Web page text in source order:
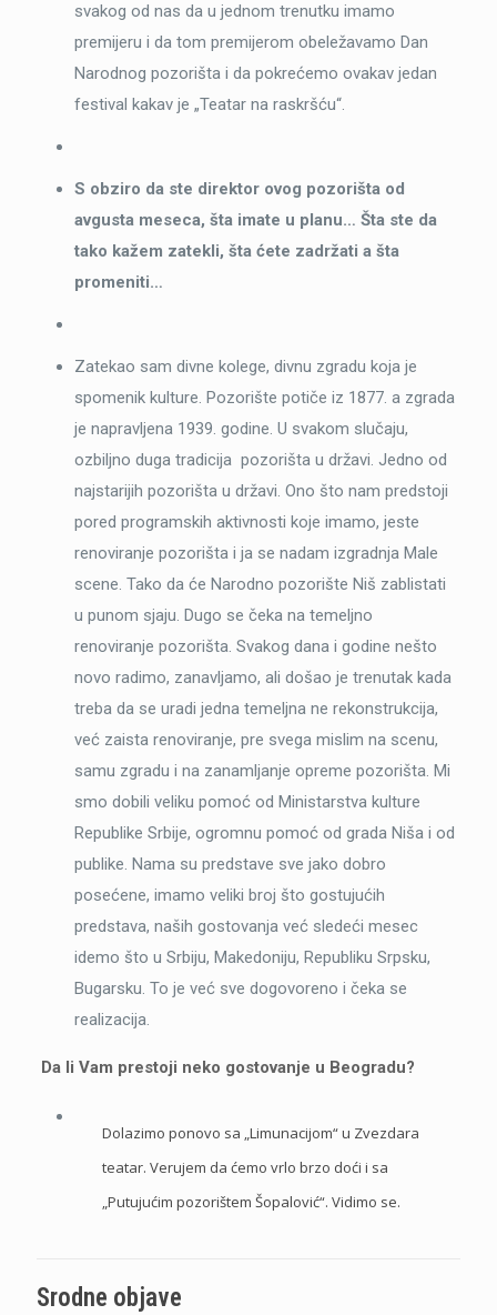
svakog od nas da u jednom trenutku imamo
premijeru i da tom premijerom obeležavamo Dan
Narodnog pozorišta i da pokrećemo ovakav jedan
festival kakav je „Teatar na raskršću“.
S obziro da ste direktor ovog pozorišta od
avgusta meseca, šta imate u planu… Šta ste da
tako kažem zatekli, šta ćete zadržati a šta
promeniti…
Zatekao sam divne kolege, divnu zgradu koja je
spomenik kulture. Pozorište potiče iz 1877. a zgrada
je napravljena 1939. godine. U svakom slučaju,
ozbiljno duga tradicija pozorišta u državi. Jedno od
najstarijih pozorišta u državi. Ono što nam predstoji
pored programskih aktivnosti koje imamo, jeste
renoviranje pozorišta i ja se nadam izgradnja Male
scene. Tako da će Narodno pozorište Niš zablistati
u punom sjaju. Dugo se čeka na temeljno
renoviranje pozorišta. Svakog dana i godine nešto
novo radimo, zanavljamo, ali došao je trenutak kada
treba da se uradi jedna temeljna ne rekonstrukcija,
već zaista renoviranje, pre svega mislim na scenu,
samu zgradu i na zanamljanje opreme pozorišta. Mi
smo dobili veliku pomoć od Ministarstva kulture
Republike Srbije, ogromnu pomoć od grada Niša i od
publike. Nama su predstave sve jako dobro
posećene, imamo veliki broj što gostujućih
predstava, naših gostovanja već sledeći mesec
idemo što u Srbiju, Makedoniju, Republiku Srpsku,
Bugarsku. To je već sve dogovoreno i čeka se
realizacija.
Da li Vam prestoji neko gostovanje u Beogradu?
Dolazimo ponovo sa „Limunacijom“ u Zvezdara
teatar. Verujem da ćemo vrlo brzo doći i sa
„Putujućim pozorištem Šopalović“. Vidimo se.
Srodne objave